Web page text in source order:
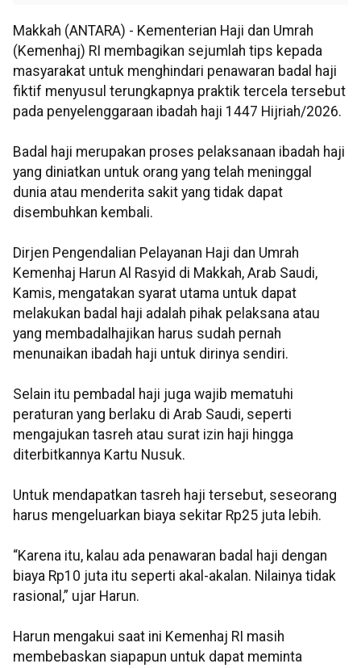
Makkah (ANTARA) - Kementerian Haji dan Umrah
(Kemenhaj) RI membagikan sejumlah tips kepada
masyarakat untuk menghindari penawaran badal haji
fiktif menyusul terungkapnya praktik tercela tersebut
pada penyelenggaraan ibadah haji 1447 Hijriah/2026.
Badal haji merupakan proses pelaksanaan ibadah haji
yang diniatkan untuk orang yang telah meninggal
dunia atau menderita sakit yang tidak dapat
disembuhkan kembali.
Dirjen Pengendalian Pelayanan Haji dan Umrah
Kemenhaj Harun Al Rasyid di Makkah, Arab Saudi,
Kamis, mengatakan syarat utama untuk dapat
melakukan badal haji adalah pihak pelaksana atau
yang membadalhajikan harus sudah pernah
menunaikan ibadah haji untuk dirinya sendiri.
Selain itu pembadal haji juga wajib mematuhi
peraturan yang berlaku di Arab Saudi, seperti
mengajukan tasreh atau surat izin haji hingga
diterbitkannya Kartu Nusuk.
Untuk mendapatkan tasreh haji tersebut, seseorang
harus mengeluarkan biaya sekitar Rp25 juta lebih.
“Karena itu, kalau ada penawaran badal haji dengan
biaya Rp10 juta itu seperti akal-akalan. Nilainya tidak
rasional,” ujar Harun.
Harun mengakui saat ini Kemenhaj RI masih
membebaskan siapapun untuk dapat meminta